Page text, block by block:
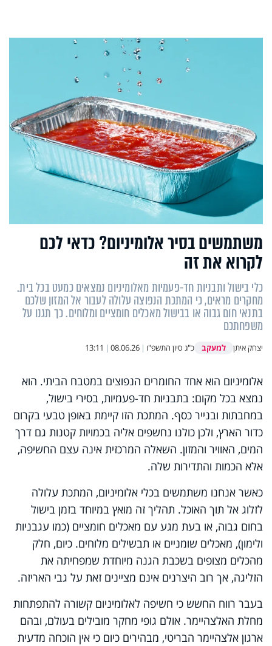
משתמשים בסיר אלומיניום? כדאי לכם
לקרוא את זה
כלי בישול ותבניות חד-פעמיות מאלומיניום נמצאים כמעט בכל בית.
מחקרים מראים, כי המתכת הנפוצה עלולה לעבור אל המזון שלכם
בתנאי חום גבוה או בבישול מאכלים חומציים ומלוחים. כך תגנו על
משפחתכם
יצחק איתן למעקב כ"ג סיון התשפ"ו |
08.06.26
|
13:11
אלומיניום הוא אחד החומרים הנפוצים במטבח הביתי. הוא
נמצא בכל מקום: בתבניות חד-פעמיות, בסירי בישול,
במחבתות ובנייר כסף. המתכת הזו קיימת באופן טבעי בקרום
כדור הארץ, ולכן כולנו נחשפים אליה בכמויות קטנות גם דרך
המים, האוויר והמזון. השאלה המרכזית אינה עצם החשיפה,
אלא הכמות והתדירות שלה.
כאשר אנחנו משתמשים בכלי אלומיניום, המתכת עלולה
לזלוג אל תוך האוכל. תהליך זה מואץ במיוחד בזמן בישול
בחום גבוה, או בעת מגע עם מאכלים חומציים (כמו עגבניות
ולימון), מאכלים שומניים או תבשילים מלוחים. כיום, חלק
מהכלים מצופים בשכבת הגנה מיוחדת שמפחיתה את
הזליגה, אך רוב היצרנים אינם מציינים זאת על גבי האריזה.
בעבר רווח החשש כי חשיפה לאלומיניום קשורה להתפתחות
מחלת האלצהיימר. אולם גופי מחקר מובילים בעולם, ובהם
ארגון אלצהיימר הבריטי, מבהירים כיום כי אין הוכחה מדעית